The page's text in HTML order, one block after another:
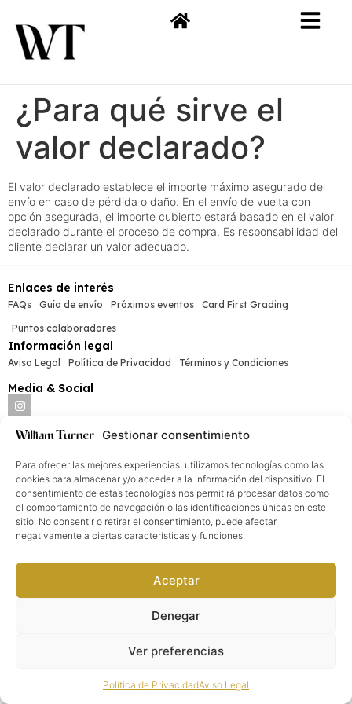
Gestionar consentimiento
Para ofrecer las mejores experiencias, utilizamos tecnologías como las
cookies para almacenar y/o acceder a la información del dispositivo. El
consentimiento de estas tecnologías nos permitirá procesar datos como
el comportamiento de navegación o las identificaciones únicas en este
sitio. No consentir o retirar el consentimiento, puede afectar
negativamente a ciertas características y funciones.
Aceptar
Denegar
Ver preferencias
Política de PrivacidadAviso Legal
¿Para qué sirve el
valor declarado?
El valor declarado establece el importe máximo asegurado del
envío en caso de pérdida o daño. En el envío de vuelta con
opción asegurada, el importe cubierto estará basado en el valor
declarado durante el proceso de compra. Es responsabilidad del
cliente declarar un valor adecuado.
Enlaces de interés
FAQs Guía de envío Próximos eventos
Card First Grading
Puntos colaboradores
Información legal
Aviso Legal Política de Privacidad Términos y Condiciones
Media & Social
William Turner®. Todos los derechos reservados 2026©